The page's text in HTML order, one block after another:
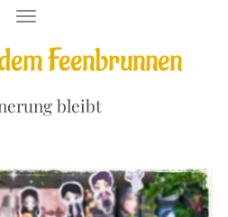
Feenbrunnen
T
G
N
G
A
T
bleibt